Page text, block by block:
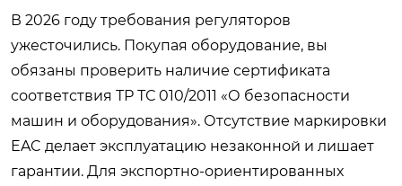
В 2026 году требования регуляторов
ужесточились. Покупая оборудование, вы
обязаны проверить наличие сертификата
соответствия ТР ТС 010/2011 «О безопасности
машин и оборудования». Отсутствие маркировки
EAC делает эксплуатацию незаконной и лишает
гарантии. Для экспортно-ориентированных